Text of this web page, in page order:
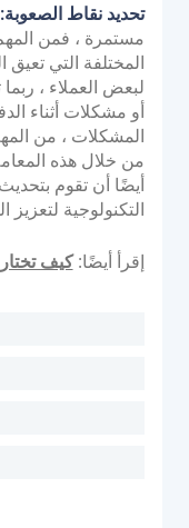
تحديد نقاط الصعوبة:
مستمرة ، فمن
المختلفة التي تعيق
لبعض العملاء ،
أو مشكلات أثناء
المشكلات ، من
من خلال هذه
أيضًا أن تقوم
التكنولوجية لتعزيز
إقرأ أيضًا:كيف تختار